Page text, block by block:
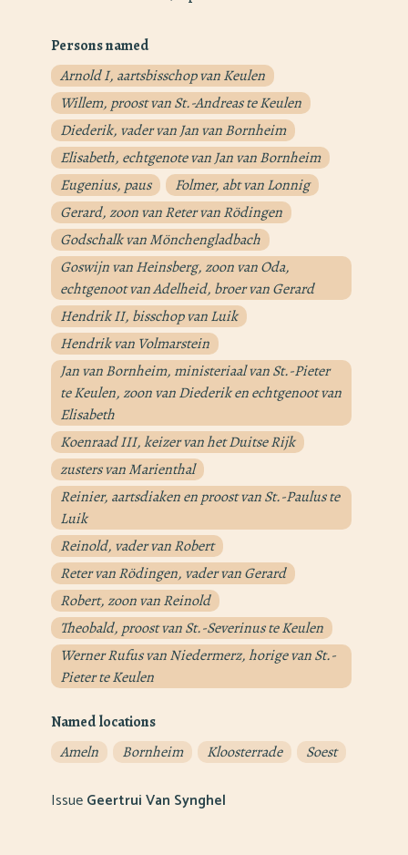
Persons named
Arnold I, aartsbisschop van Keulen
Willem, proost van St.-Andreas te Keulen
Diederik, vader van Jan van Bornheim
Elisabeth, echtgenote van Jan van Bornheim
Eugenius, paus
Folmer, abt van Lonnig
Gerard, zoon van Reter van Rödingen
Godschalk van Mönchengladbach
Goswijn van Heinsberg, zoon van Oda,
echtgenoot van Adelheid, broer van Gerard
Hendrik II, bisschop van Luik
Hendrik van Volmarstein
Jan van Bornheim, ministeriaal van St.-Pieter
te Keulen, zoon van Diederik en echtgenoot van
Elisabeth
Koenraad III, keizer van het Duitse Rijk
zusters van Marienthal
Reinier, aartsdiaken en proost van St.-Paulus te
Luik
Reinold, vader van Robert
Reter van Rödingen, vader van Gerard
Robert, zoon van Reinold
Theobald, proost van St.-Severinus te Keulen
Werner Rufus van Niedermerz, horige van St.-
Pieter te Keulen
Named locations
Ameln
Bornheim Kloosterrade Soest
IssueGeertrui Van Synghel